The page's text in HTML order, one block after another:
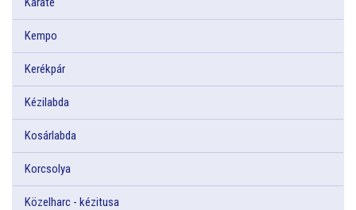
Kempo
Kerékpár
Kézilabda
Kosárlabda
Korcsolya
Közelharc - kézitusa